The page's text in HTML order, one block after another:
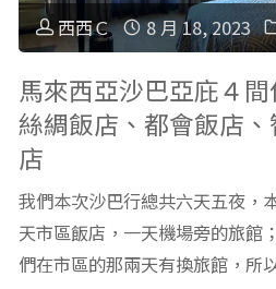
物
坦
里
雞、
茶
行
景
點：
惹
西西Ｃ 8 月 18, 2023
馬來西亞沙巴亞庇４
絲綢飯店、都會飯店
店
我們本次沙巴行總共六天五夜，
天市區飯店，一天機場旁的旅館
們在市區的那兩天有換旅館，所